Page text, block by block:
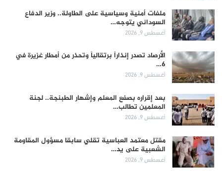
ملفات أمنية وسياسية على الطاولة.. وزير الدفاع
السوداني يتوجه…
أغسطس 9, 2026
الأرصاد تصدر إنذاراً برتقالياً وتحذر من أمطار غزيرة في
6…
أغسطس 9, 2026
بعد إقراره بصفع المعلم وإشهار الطبنجة.. لجنة
المعلمين تطالب…
أغسطس 9, 2026
مقتل معتمد العباسية تقلي سابقا مسؤول المقاومة
الشعبية على يد…
أغسطس 9, 2026